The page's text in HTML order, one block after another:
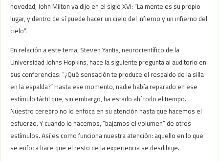
novedad, John Milton ya dijo en el siglo XVI: “La mente es su propio
lugar, y dentro de sí puede hacer un cielo del infierno y un infierno del
cielo”.
En relación a este tema, Steven Yantis, neurocientífico de la
Universidad Johns Hopkins, hace la siguiente pregunta al auditorio en
sus conferencias: “¿Qué sensación te produce el respaldo de la silla
en la espalda?” Hasta ese momento, nadie había reparado en ese
estímulo táctil que, sin embargo, ha estado ahí todo el tiempo.
Nuestro cerebro no lo enfoca en su atención hasta que hacemos el
esfuerzo. Y cuando lo hacemos, “bajamos el volumen” de otros
estímulos. Así es como funciona nuestra atención: aquello en lo que
se enfoca hace que el resto de la experiencia se desdibuje.